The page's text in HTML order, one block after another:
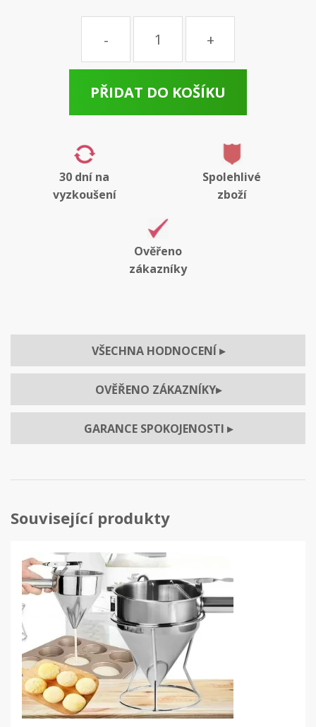
Množství
PŘIDAT DO KOŠÍKU
30 dní na
vyzkoušení
Spolehlivé
zboží
Ověřeno
zákazníky
VŠECHNA HODNOCENÍ▸
OVĚŘENO ZÁKAZNÍKY▸
GARANCE SPOKOJENOSTI ▸
Související produkty